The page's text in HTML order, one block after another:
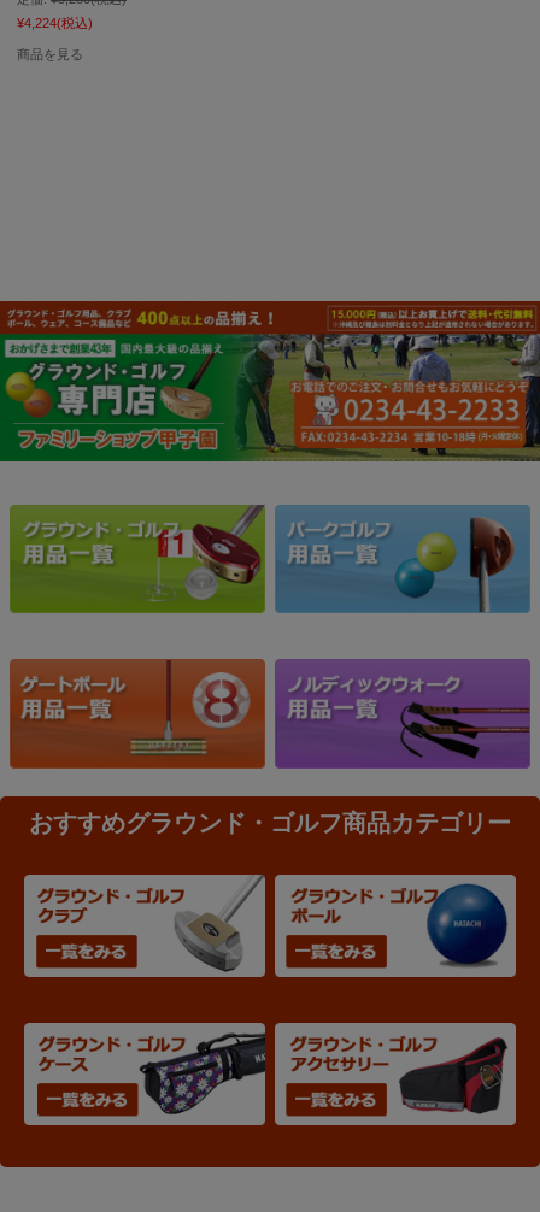
おすすめグラウンド・ゴルフ商品カテゴリー
¥4,224(税込)
商品を見る